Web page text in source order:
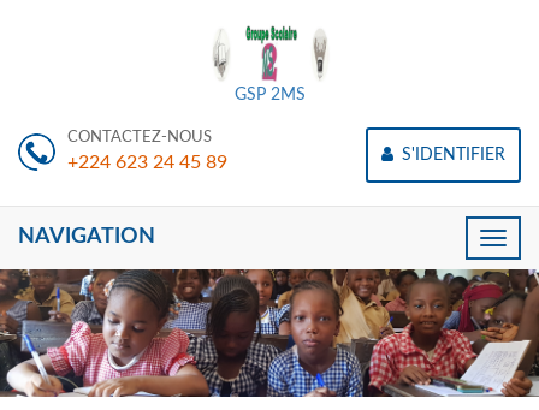
GSP 2MS
CONTACTEZ-NOUS
+224 623 24 45 89 S'IDENTIFIER
Toggle
NAVIGATION